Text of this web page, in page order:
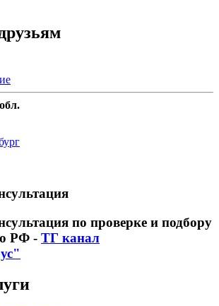
по проверке и подбору
РФ - ТГ канал